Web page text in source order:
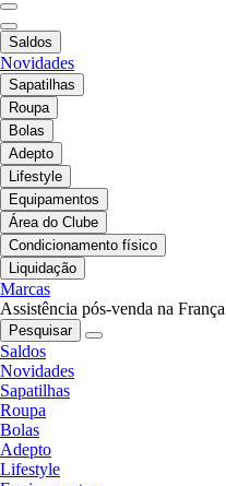
Saldos
Novidades
Sapatilhas
Roupa
Bolas
Adepto
Lifestyle
Equipamentos
Área do Clube
Condicionamento físico
Liquidação
Marcas
Assistência pós-venda na França
Pesquisar
Saldos
Novidades
Sapatilhas
Roupa
Bolas
Adepto
Lifestyle